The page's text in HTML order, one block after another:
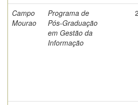
Campo
Mourao
Programa de
Pós-Graduação
em Gestão da
Informação